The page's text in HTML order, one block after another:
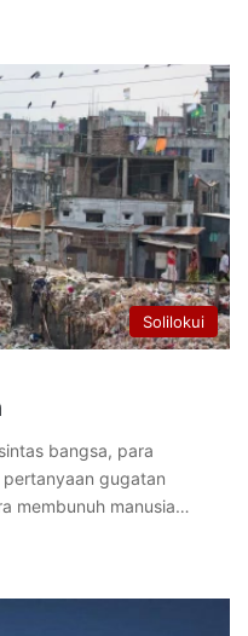
Solilokui
bangsa, para
gugatan
membunuh manusia…